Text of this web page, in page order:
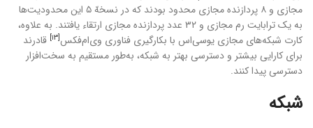
مجازی و ۸ پردازنده مجازی محدود بودند که در نسخهّ ۵ این محدودیت‌ها
به یک ترابایت رم مجازی و ۳۲ عدد پردازنده مجازی ارتقاء یافتند. به علاوه،
کارت شبکه‌های مجازی یوسی‌اس با بکارگیری فناوری وی‌ام‌فکس[۱۳]
قادرند
برای کارایی بیشتر و دسترسی بهتر به شبکه، به‌طور مستقیم به سخت‌افزار
دسترسی پیدا کنند.
شبکه